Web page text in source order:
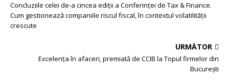
Concluziile celei de-a cincea ediții a Conferinței de Tax & Finance.
Cum gestionează companiile riscul fiscal, în contextul volatilității
crescute
URMĂTOR
Excelența în afaceri, premiată de CCIB la Topul firmelor din
București